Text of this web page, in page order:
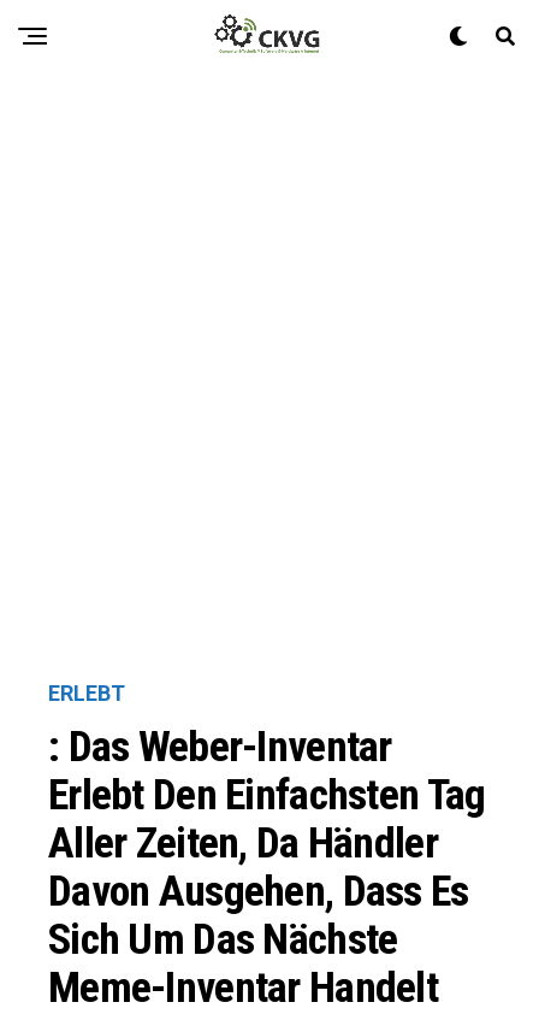
ERLEBT
: Das Weber-Inventar
Erlebt Den Einfachsten Tag
Aller Zeiten, Da Händler
Davon Ausgehen, Dass Es
Sich Um Das Nächste
Meme-Inventar Handelt